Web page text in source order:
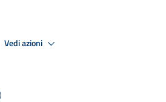
Vedi azioni